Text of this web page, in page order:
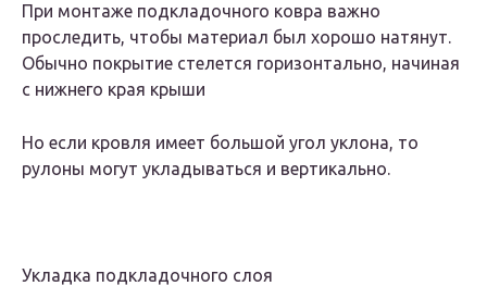
При монтаже подкладочного ковра важно
проследить, чтобы материал был хорошо натянут.
Обычно покрытие стелется горизонтально, начиная
с нижнего края крыши
Но если кровля имеет большой угол уклона, то
рулоны могут укладываться и вертикально.
Укладка подкладочного слоя